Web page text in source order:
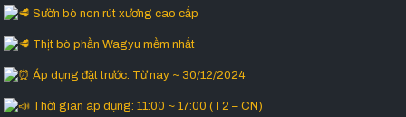
Sườn bò non rút xương cao cấp
Thịt bò phần Wagyu mềm nhất
Áp dụng đặt trước: Từ nay ~ 30/12/2024
Thời gian áp dụng: 11:00 ~ 17:00 (T2 – CN)